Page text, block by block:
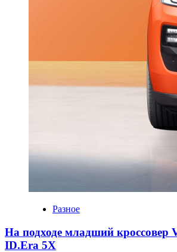
Разное
На подходе младший кроссовер
ID.Era 5X